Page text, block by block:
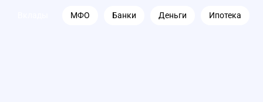
МФО Банки Деньги Ипотека